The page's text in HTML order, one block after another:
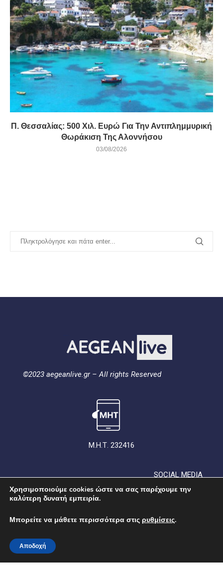
Π. Θεσσαλίας: 500 Χιλ. Ευρώ Για Την Αντιπλημμυρική
Θωράκιση Της Αλοννήσου
03/08/2026
©2023 aegeanlive.gr – All rights Reserved
Μ.Η.Τ. 232416
SOCIAL MEDIA
ΟΡΟΙ ΧΡΗΣΗΣ
ΠΟΛΙΤΙΚΗ ΓΙΑ ΤΑ COOKIES
ΣΥΜΜΟΡΦΩΣΗ
Χρησιμοποιούμε cookies ώστε να σας παρέχουμε την
καλύτερη δυνατή εμπειρία.
Μπορείτε να μάθετε περισσότερα στις ρυθμίσεις.
Αποδοχή